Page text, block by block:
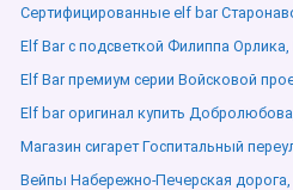
Сертифицированные elf bar
Elf Bar с подсветкой Филиппа Орлика,
Elf Bar премиум серии Войсковой
Elf bar оригинал купить
Магазин сигарет Госпитальный
Вейпы Набережно-Печерская дорога,